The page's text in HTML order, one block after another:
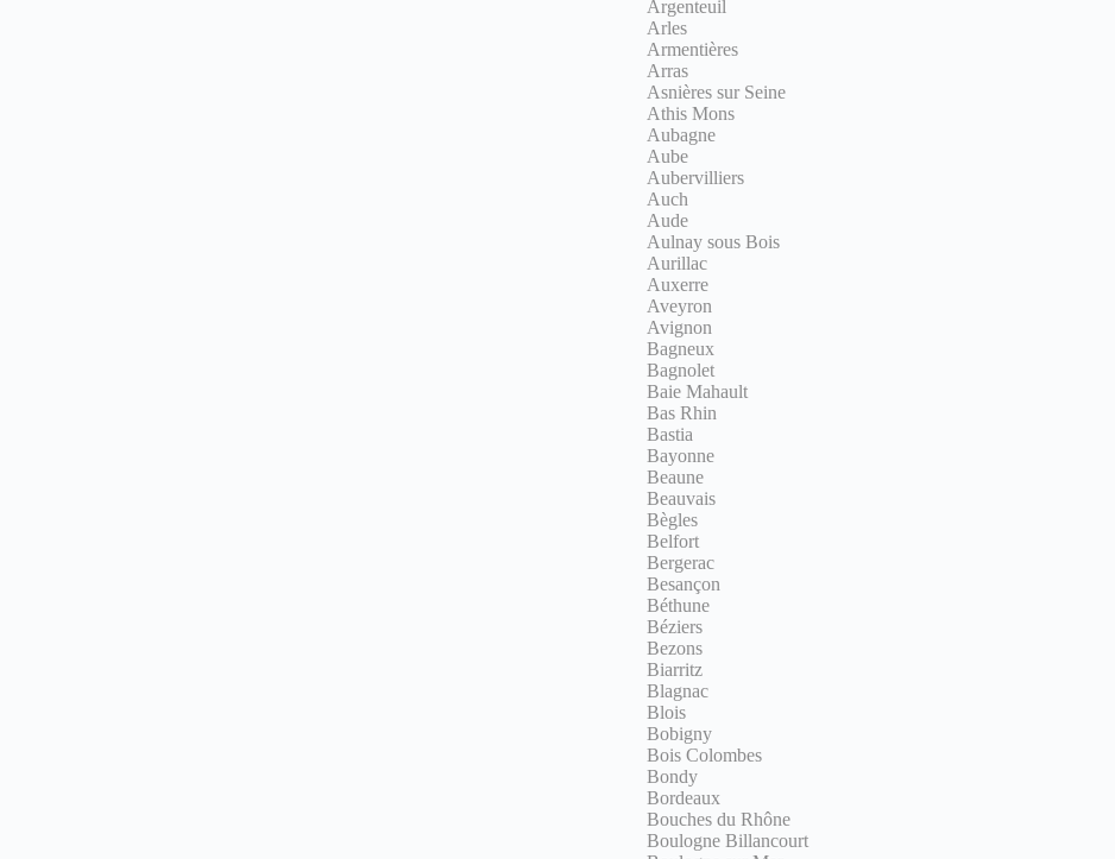
Argenteuil
Arles
Armentières
Arras
Asnières sur Seine
Athis Mons
Aubagne
Aube
Aubervilliers
Auch
Aude
Aulnay sous Bois
Aurillac
Auxerre
Aveyron
Avignon
Bagneux
Bagnolet
Baie Mahault
Bas Rhin
Bastia
Bayonne
Beaune
Beauvais
Bègles
Belfort
Bergerac
Besançon
Béthune
Béziers
Bezons
Biarritz
Blagnac
Blois
Bobigny
Bois Colombes
Bondy
Bordeaux
Bouches du Rhône
Boulogne Billancourt